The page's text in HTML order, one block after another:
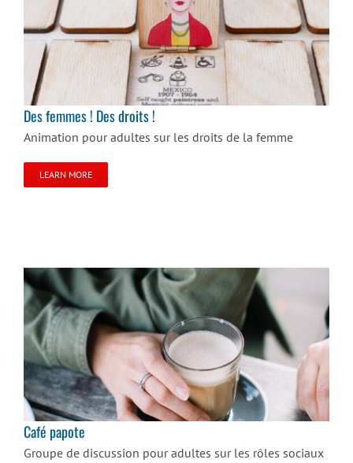
Des femmes ! Des droits !
Des femmes ! Des droits !
Animation pour adultes sur les droits de la femme
LEARN MORE
Café papote
Café papote
Groupe de discussion pour adultes sur les rôles sociaux